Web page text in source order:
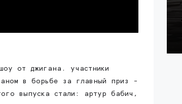
от джигана. участники
в борьбе за главный приз -
выпуска стали: артур бабич,